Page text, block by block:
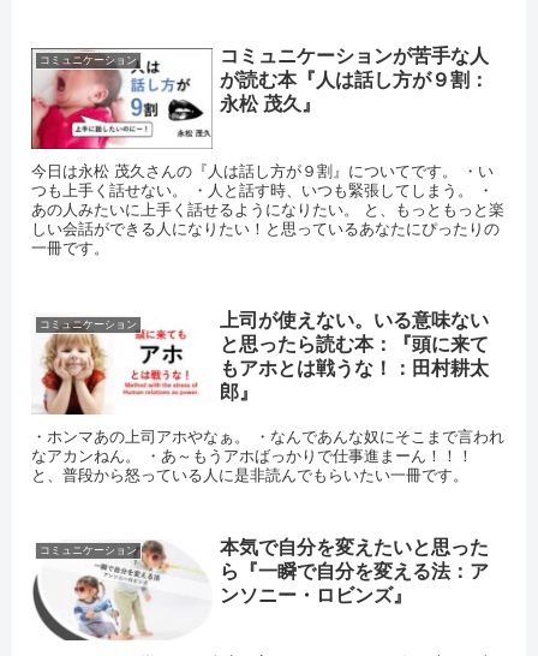
コミュニケーション
コミュニケーションが苦手な人
が読む本『人は話し方が９割：
永松 茂久』
今日は永松 茂久さんの『人は話し方が９割』についてです。 ・い
つも上手く話せない。 ・人と話す時、いつも緊張してしまう。 ・
あの人みたいに上手く話せるようになりたい。 と、もっともっと楽
しい会話ができる人になりたい！と思っているあなたにぴったりの
一冊です。
コミュニケーション
上司が使えない。いる意味ない
と思ったら読む本：『頭に来て
もアホとは戦うな！：田村耕太
郎』
・ホンマあの上司アホやなぁ。 ・なんであんな奴にそこまで言われ
なアカンねん。 ・あ～もうアホばっかりで仕事進まーん！！！
と、普段から怒っている人に是非読んでもらいたい一冊です。
コミュニケーション
本気で自分を変えたいと思った
ら『一瞬で自分を変える法：ア
ンソニー・ロビンズ』